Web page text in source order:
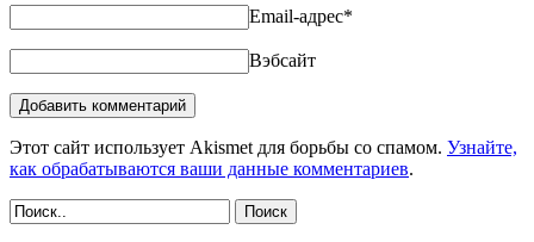
Email-адрес*
Вэбсайт
Этот сайт использует Akismet для борьбы со спамом. Узнайте,
как обрабатываются ваши данные комментариев.
Поиск